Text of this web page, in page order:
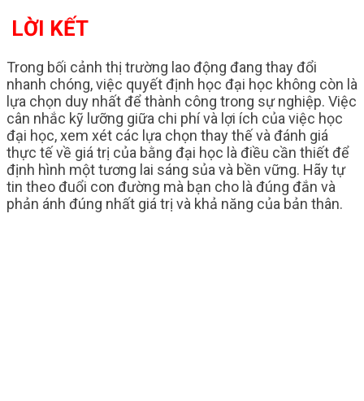
LỜI KẾT
Trong bối cảnh thị trường lao động đang thay đổi
nhanh chóng, việc quyết định học đại học không còn là
lựa chọn duy nhất để thành công trong sự nghiệp. Việc
cân nhắc kỹ lưỡng giữa chi phí và lợi ích của việc học
đại học, xem xét các lựa chọn thay thế và đánh giá
thực tế về giá trị của bằng đại học là điều cần thiết để
định hình một tương lai sáng sủa và bền vững. Hãy tự
tin theo đuổi con đường mà bạn cho là đúng đắn và
phản ánh đúng nhất giá trị và khả năng của bản thân.